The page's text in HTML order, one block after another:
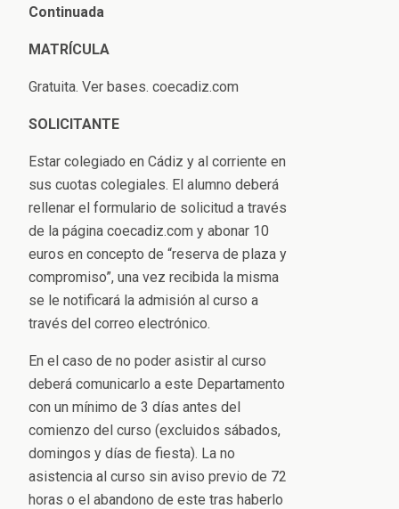
Continuada
MATRÍCULA
Gratuita. Ver bases. coecadiz.com
SOLICITANTE
Estar colegiado en Cádiz y al corriente en
sus cuotas colegiales. El alumno deberá
rellenar el formulario de solicitud a través
de la página coecadiz.com y abonar 10
euros en concepto de “reserva de plaza y
compromiso”, una vez recibida la misma
se le notificará la admisión al curso a
través del correo electrónico.
En el caso de no poder asistir al curso
deberá comunicarlo a este Departamento
con un mínimo de 3 días antes del
comienzo del curso (excluidos sábados,
domingos y días de fiesta). La no
asistencia al curso sin aviso previo de 72
horas o el abandono de este tras haberlo